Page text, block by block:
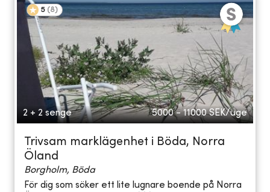
5 (8)
2 + 2 senge 5000 - 11000 SEK/uge
Trivsam marklägenhet i Böda, Norra
Öland
Borgholm, Böda
För dig som söker ett lite lugnare boende på Norra